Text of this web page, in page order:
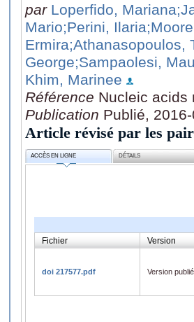
par Loperfido, Mariana
Mario;Perini, Ilaria
Ermira;Athanasopoulos,
George;Sampaolesi,
Khim, Marinee
Référence Nucleic acids
Publication Publié,
Article révisé par les
ACCÈS EN LIGNE DÉTAILS
Fichier Version
doi 217577.pdf
Version